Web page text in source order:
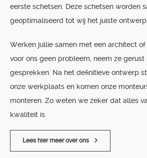
eerste schetsen. Deze schetsen worden
geoptimaliseerd tot wij het juiste ontwerp
Werken jullie samen met een architect
voor ons geen probleem, neem ze
gesprekken. Na het definitieve ontwerp
onze werkplaats en komen onze
monteren. Zo weten we zeker dat alles
kwaliteit is.
Lees hier meer over ons